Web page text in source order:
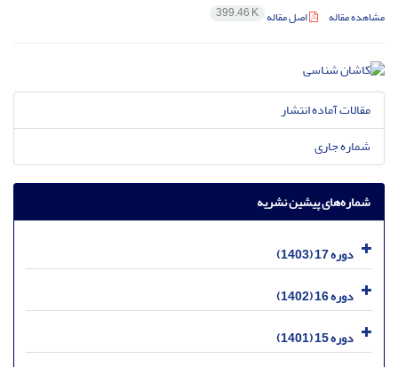
مشاهده مقاله اصل مقاله 399.46 K
مقالات آماده انتشار
شماره جاری
شماره‌های پیشین نشریه
دوره 17 (1403)
دوره 16 (1402)
دوره 15 (1401)